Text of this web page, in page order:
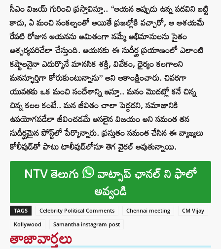
సీఎం విజయ్ గురించి ప్రస్తావిస్తూ.. “ఆయన ఇప్పుడు ఉన్న పదవిని బట్టి
కాదు, ఏ మంచి సంకల్పంతో అయితే ప్రజల్లోకి వచ్చారో, ఆ ఆశయమే
రేపటి రోజున ఆయనను అమితంగా నమ్మే అభిమానులను సైతం
ఆశ్చర్యపరిచేలా చేస్తుంది. ఆయనకు ఈ సుదీర్ఘ ప్రయాణంలో ఎలాంటి
కష్టాలనైనా ఎదుర్కొనే మానసిక శక్తి, వివేకం, ధైర్యం కలగాలని
మనస్ఫూర్తిగా కోరుకుంటున్నాను” అని ఆకాంక్షించారు. చివరగా
యువతకు ఒక మంచి సందేశాన్ని ఇస్తూ.. మనం మొదట్లో కనే చిన్న
చిన్న కలల కంటే.. మన జీవితం చాలా పెద్దదని, సమాజానికి
ఉపయోగపడేలా జీవించడమే అసలైన విజయం అని సమంత తన
సుదీర్ఘమైన పోస్ట్‌లో పేర్కొన్నారు. ప్రస్తుతం సమంత చేసిన ఈ వ్యాఖ్యలు
కోలీవుడ్‌తో పాటు టాలీవుడ్‌లోనూ తెగ వైరల్ అవుతున్నాయి.
NTV తెలుగు వాట్సాప్ ఛానల్ ని ఫాలో
అవ్వండి
TAGS Celebrity Political Comments Chennai meeting
CM Vijay
Kollywood
Samantha instagram post
తాజావార్తలు